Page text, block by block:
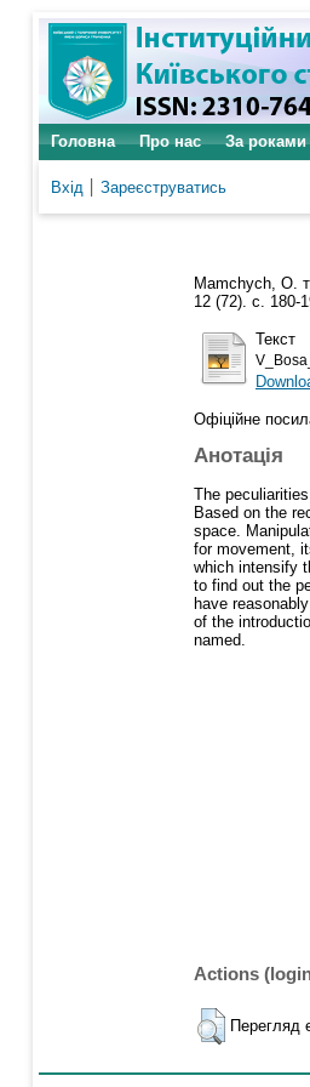
Головна Про нас За роками
Вхід Зареєструватись
Mamchych, O.
12 (72). с. 180-
Текст
Офіційне
Анотація
The
Based on the
space.
for movement,
which intensify
to find out the
have
of the
named.
Actions
Перегляд